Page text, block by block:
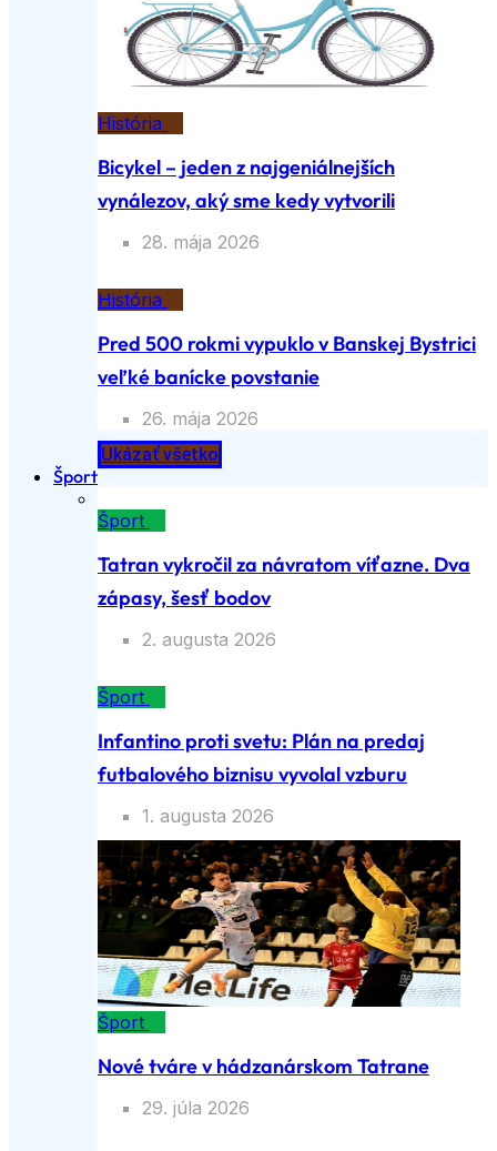
História
Bicykel – jeden z najgeniálnejších
vynálezov, aký sme kedy vytvorili
28. mája 2026
História
Pred 500 rokmi vypuklo v Banskej Bystrici
veľké banícke povstanie
26. mája 2026
Ukázať všetko
Šport
Šport
Tatran vykročil za návratom víťazne. Dva
zápasy, šesť bodov
2. augusta 2026
Šport
Infantino proti svetu: Plán na predaj
futbalového biznisu vyvolal vzburu
1. augusta 2026
Šport
Nové tváre v hádzanárskom Tatrane
29. júla 2026